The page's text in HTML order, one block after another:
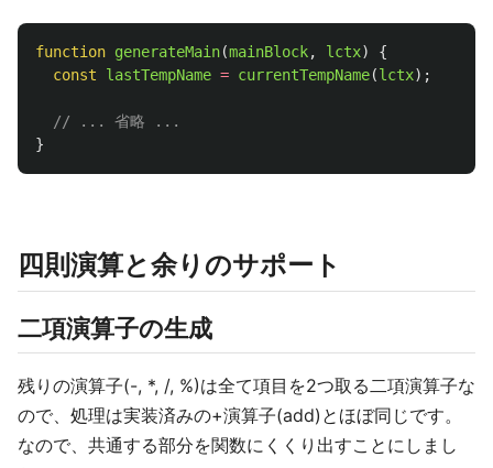
function generateMain(mainBlock, lctx)
{
const
lastTempName = currentTempName(lctx);
// ... 省略 ...
}
四則演算と余りのサポート
二項演算子の生成
残りの演算子(-, *, /, %)は全て項目を2つ取る二項演算子な
ので、処理は実装済みの+演算子(add)とほぼ同じです。
なので、共通する部分を関数にくくり出すことにしまし